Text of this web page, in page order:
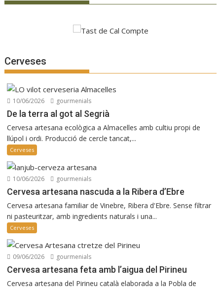
Cerveses
10/06/2026 gourmenials
De la terra al got al Segrià
Cervesa artesana ecològica a Almacelles amb cultiu propi de
llúpol i ordi. Producció de cercle tancat,...
Cerveses
10/06/2026 gourmenials
Cervesa artesana nascuda a la Ribera d’Ebre
Cervesa artesana familiar de Vinebre, Ribera d'Ebre. Sense filtrar
ni pasteuritzar, amb ingredients naturals i una...
Cerveses
09/06/2026 gourmenials
Cervesa artesana feta amb l’aigua del Pirineu
Cervesa artesana del Pirineu català elaborada a la Pobla de